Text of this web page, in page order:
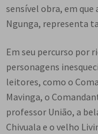
sensível obra, em que
Ngunga, representa
Em seu percurso por
personagens
leitores, como o
Mavinga, o
professor União, a
Chivuala e o velho